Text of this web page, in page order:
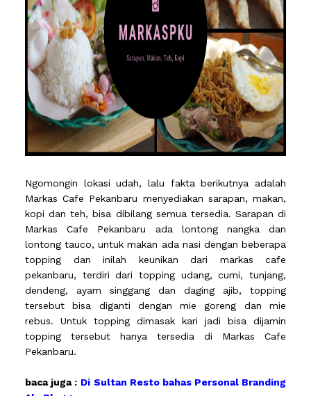
Ngomongin lokasi udah, lalu fakta berikutnya adalah
Markas Cafe Pekanbaru menyediakan sarapan, makan,
kopi dan teh, bisa dibilang semua tersedia. Sarapan di
Markas Cafe Pekanbaru ada lontong nangka dan
lontong tauco, untuk makan ada nasi dengan beberapa
topping dan inilah keunikan dari markas cafe
pekanbaru, terdiri dari topping udang, cumi, tunjang,
dendeng, ayam singgang dan daging ajib, topping
tersebut bisa diganti dengan mie goreng dan mie
rebus. Untuk topping dimasak kari jadi bisa dijamin
topping tersebut hanya tersedia di Markas Cafe
Pekanbaru.
baca juga : Di Sultan Resto bahas Personal Branding